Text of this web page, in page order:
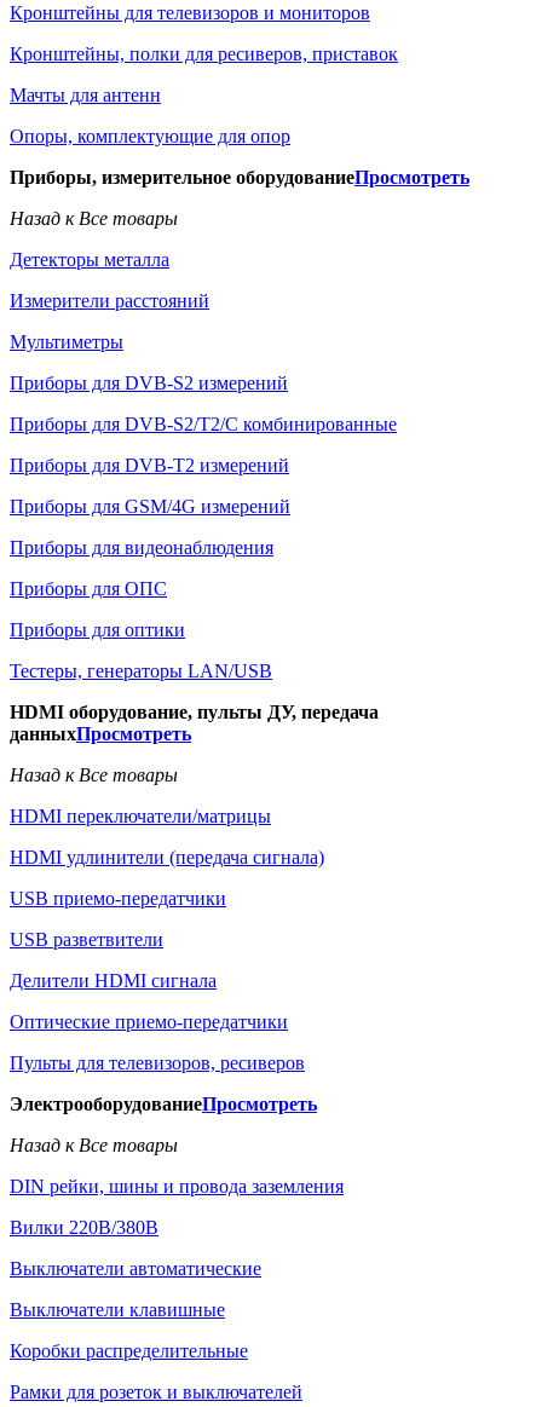
Кронштейны для телевизоров и мониторов
Кронштейны, полки для ресиверов, приставок
Мачты для антенн
Опоры, комплектующие для опор
Приборы, измерительное оборудованиеПросмотреть
Назад к Все товары
Детекторы металла
Измерители расстояний
Мультиметры
Приборы для DVB-S2 измерений
Приборы для DVB-S2/T2/C комбинированные
Приборы для DVB-T2 измерений
Приборы для GSM/4G измерений
Приборы для видеонаблюдения
Приборы для ОПС
Приборы для оптики
Тестеры, генераторы LAN/USB
HDMI оборудование, пульты ДУ, передача
данныхПросмотреть
Назад к Все товары
HDMI переключатели/матрицы
HDMI удлинители (передача сигнала)
USB приемо-передатчики
USB разветвители
Делители HDMI сигнала
Оптические приемо-передатчики
Пульты для телевизоров, ресиверов
ЭлектрооборудованиеПросмотреть
Назад к Все товары
DIN рейки, шины и провода заземления
Вилки 220В/380В
Выключатели автоматические
Выключатели клавишные
Коробки распределительные
Рамки для розеток и выключателей